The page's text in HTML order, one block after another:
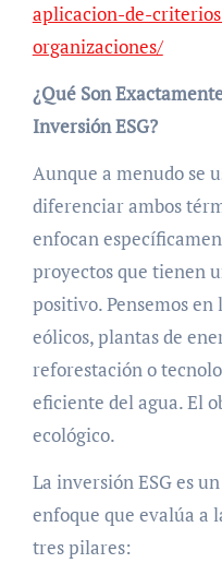
aplicacion-de-
organizaciones/
¿Qué Son
Inversión ESG?
Aunque a menudo se
diferenciar ambos
enfocan
proyectos que tienen
positivo. Pensemos
eólicos, plantas de
reforestación o
eficiente del agua. El
ecológico.
La inversión ESG es
enfoque que evalúa a
tres pilares: